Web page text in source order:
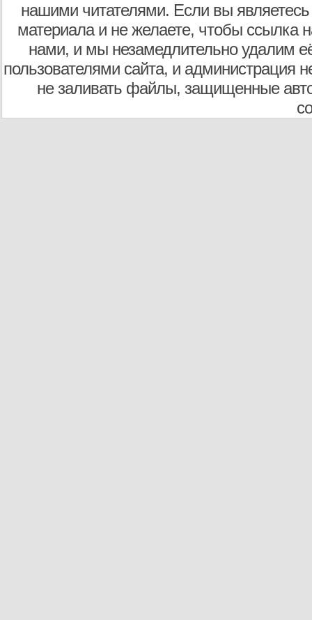
нашими читателями. Если вы являетесь
материала и не желаете, чтобы ссылка
нами, и мы незамедлительно удалим
пользователями сайта, и администрация
не заливать файлы, защищенные